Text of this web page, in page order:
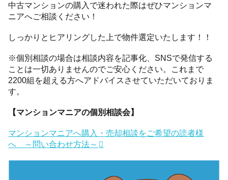
中古マンションの購入で迷われた際はぜひマンションマ
ニアへご相談ください！
しっかりとヒアリングした上で物件選定いたします！！
※個別相談の場合は相談内容を記事化、SNSで発信する
ことは一切ありませんのでご安心ください。これまで
2200組を超える方へアドバイスさせていただいておりま
す。
【マンションマニアの個別相談会】
マンションマニアへ購入・売却相談をご希望の読者様
へ ～問い合わせ方法～